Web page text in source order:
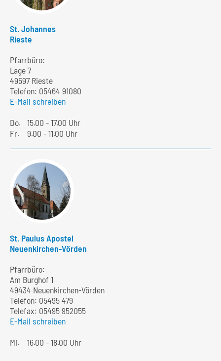
St. Johannes
Rieste
Pfarrbüro:
Lage 7
49597 Rieste
Telefon: 05464 91080
E-Mail schreiben
Do.
15.00 - 17.00 Uhr
Fr.
9.00 - 11.00 Uhr
St. Paulus Apostel
Neuenkirchen-Vörden
Pfarrbüro:
Am Burghof 1
49434 Neuenkirchen-Vörden
Telefon: 05495 479
Telefax: 05495 952055
E-Mail schreiben
Mi.
16.00 - 18.00 Uhr